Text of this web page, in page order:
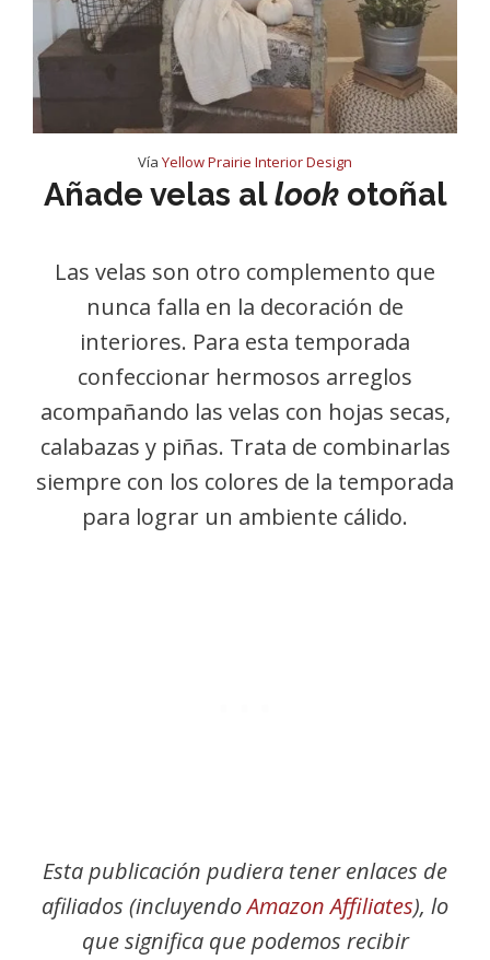
Vía Yellow Prairie Interior Design
Añade velas allookotoñal
Las velas son otro complemento que
nunca falla en la decoración de
interiores. Para esta temporada
confeccionar hermosos arreglos
acompañando las velas con hojas secas,
calabazas y piñas. Trata de combinarlas
siempre con los colores de la temporada
para lograr un ambiente cálido.
Esta publicación pudiera tener enlaces de
afiliados (incluyendoAmazon Affiliates), lo
que significa que podemos recibir